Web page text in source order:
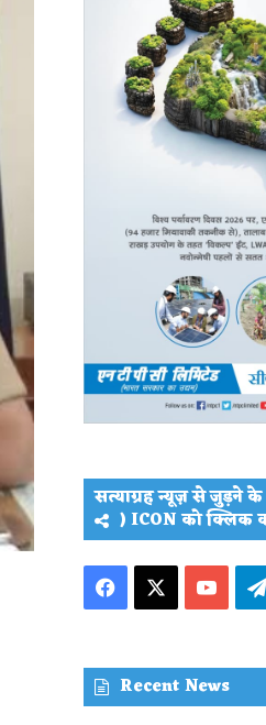
सत्याग्रह न्यूज़ से जुड़ने
) ICON को क्लिक
Facebook
Recent News